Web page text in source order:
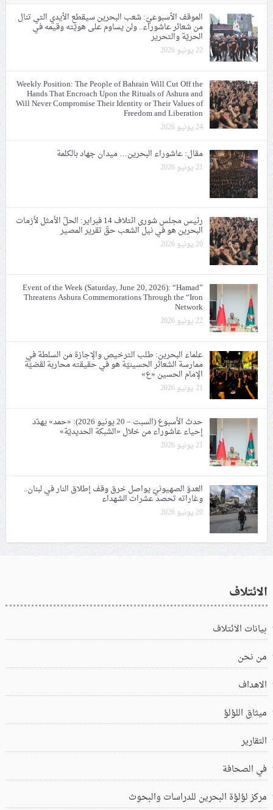
الموقف الأسبوعيّ: شعب البحرين سيقطع الأيدي التي تنال
من شعائر عاشوراء.. ولن يساوم على هويّته وقيمه في
الحريّة والتحرير
22 يونيو 2026
Weekly Position: The People of Bahrain Will Cut Off the
Hands That Encroach Upon the Rituals of Ashura and
Will Never Compromise Their Identity or Their Values of
Freedom and Liberation
24 يونيو 2026
مقال: عاشوراء البحرين… ميدان جهاد بالكلمة
21 يونيو 2026
رئيس مجلس شورى ائتلاف 14 فبراير: الحلّ الأمثل لأزمات
البحرين هو في نيل الشعب حقّ تقرير المصير
20 يونيو 2026
Event of the Week (Saturday, June 20, 2026): “Hamad”
Threatens Ashura Commemorations Through the “Iron
Network
22 يونيو 2026
علماء البحرين: طلب الترخيص والإجازة من السلطة في
ممارسة الشعائر الحسينيّة هو في حقيقته محاربة لقضيّة
الإمام الحسين «ع»
21 يونيو 2026
حدث الأسبوع (السبت – 20 يونيو 2026): «حمد» يهدّد
إحياء عاشوراء من خلال «الشبكة الحديديّة»
21 يونيو 2026
العدوّ الصهيونيّ يواصل خرق وقف إطلاق النار في لبنان..
وغاراته تحصد عشرات الشهداء
20 يونيو 2026
الائتلاف
بيانات الائتلاف
من نحن
الاهداف
ميثاق اللؤلؤ
التقارير
في الصحافة
مركز لؤلؤة البحرين للدراسات والبحوث